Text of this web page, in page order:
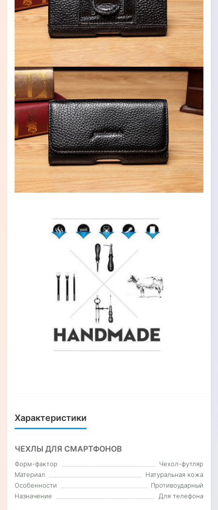
Характеристики
ЧЕХЛЫ ДЛЯ СМАРТФОНОВ
Форм-фактор
Чехол-футляр
Материал
Натуральная кожа
Особенности
Противоударный
Назначение
Для телефона